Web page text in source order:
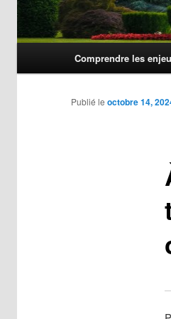
Comprendre les
Publié le octobre 14,